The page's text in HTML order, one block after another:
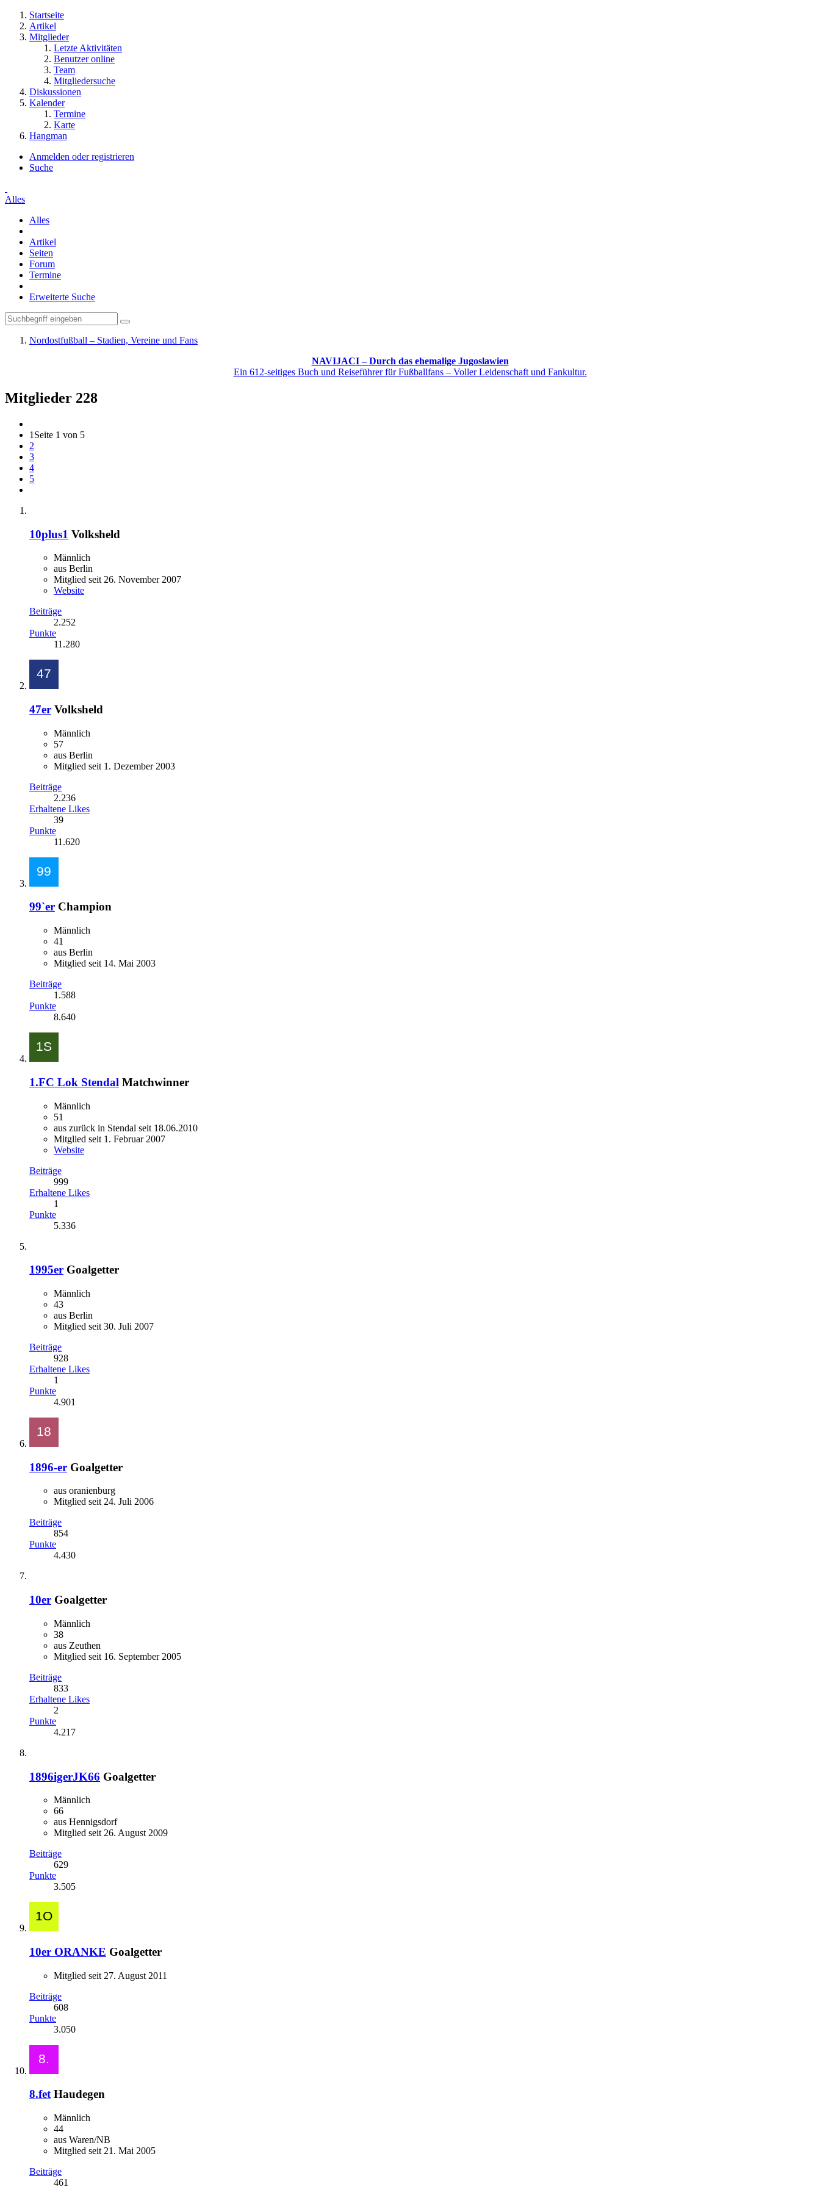
Startseite
Artikel
Mitglieder
Letzte Aktivitäten
Benutzer online
Team
Mitgliedersuche
Diskussionen
Kalender
Termine
Karte
Hangman
Anmelden oder registrieren
Suche
Alles
Alles
Artikel
Seiten
Forum
Termine
Erweiterte Suche
Nordostfußball – Stadien, Vereine und Fans
NAVIJACI – Durch das ehemalige Jugoslawien
Ein 612-seitiges Buch und Reiseführer für Fußballfans – Voller Leidenschaft und Fankultur.
Mitglieder 228
1 Seite 1 von 5
2
3
4
5
10plus1 Volksheld
Männlich
aus Berlin
Mitglied seit 26. November 2007
Website
Beiträge
2.252
Punkte
11.280
47er Volksheld
Männlich
57
aus Berlin
Mitglied seit 1. Dezember 2003
Beiträge
2.236
Erhaltene Likes
39
Punkte
11.620
99`er Champion
Männlich
41
aus Berlin
Mitglied seit 14. Mai 2003
Beiträge
1.588
Punkte
8.640
1.FC Lok Stendal Matchwinner
Männlich
51
aus zurück in Stendal seit 18.06.2010
Mitglied seit 1. Februar 2007
Website
Beiträge
999
Erhaltene Likes
1
Punkte
5.336
1995er Goalgetter
Männlich
43
aus Berlin
Mitglied seit 30. Juli 2007
Beiträge
928
Erhaltene Likes
1
Punkte
4.901
1896-er Goalgetter
aus oranienburg
Mitglied seit 24. Juli 2006
Beiträge
854
Punkte
4.430
10er Goalgetter
Männlich
38
aus Zeuthen
Mitglied seit 16. September 2005
Beiträge
833
Erhaltene Likes
2
Punkte
4.217
1896igerJK66 Goalgetter
Männlich
66
aus Hennigsdorf
Mitglied seit 26. August 2009
Beiträge
629
Punkte
3.505
10er ORANKE Goalgetter
Mitglied seit 27. August 2011
Beiträge
608
Punkte
3.050
8.fet Haudegen
Männlich
44
aus Waren/NB
Mitglied seit 21. Mai 2005
Beiträge
461